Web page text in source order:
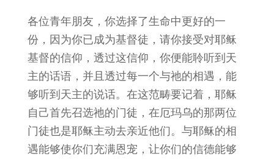
各位青年朋友，你选择了生命中更好的一
份，因为你已成为基督徒，请你接受对耶稣
基督的信仰，透过这信仰，你便能聆听到天
主的话语，并且透过每一个与祂的相遇，能
够听到天主的说话。在这范畴要记着，耶稣
自己首先召选祂的门徒，在厄玛乌的那两位
门徒也是耶稣主动去亲近他们。与耶稣的相
遇能够使你们充满恩宠，让你们的信德能够